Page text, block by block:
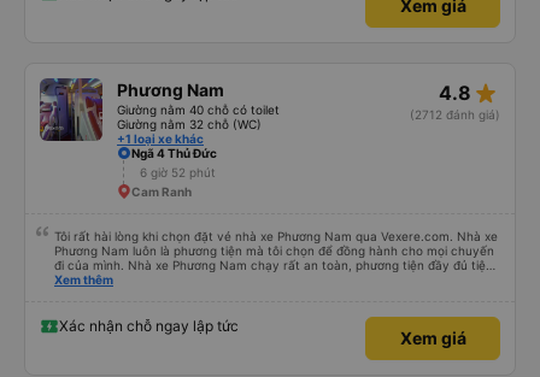
Xem giá
Phương Nam
Giường nằm 40 chỗ có toilet
Giường nằm 32 chỗ (WC)
+1 loại xe khác
4.8 star_rate
(2712 đánh giá)
Ngã 4 Thủ Đức
6 giờ 52 phút
Cam Ranh
Tôi rất hài lòng khi chọn đặt vé nhà xe Phương Nam qua Vexere.com. Nhà xe
Phương Nam luôn là phương tiện mà tôi chọn để đồng hành cho mọi chuyến
đi của mình. Nhà xe Phương Nam chạy rất an toàn, phương tiện đầy đủ tiện
nghi thoải mái, thái độ phục vụ rất vui vẻ lịch sự, xe chạy đúng giờ, khách
Chân thành cảm ơn Vexere đã kết nối cho tôi với Nhà xe Phương Nam giúp
cho tôi luôn thoải mái suốt hành trình của mình.
Xem thêm
Xác nhận chỗ ngay lập tức
Xem giá